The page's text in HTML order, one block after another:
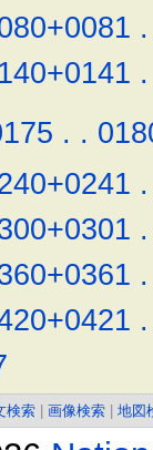
.
.
. .
.
.
.
.
検索 画像検索 地図